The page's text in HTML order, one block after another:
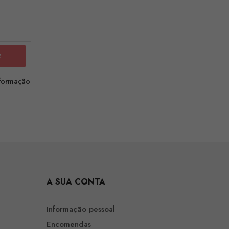
A SUA CONTA
Informação pessoal
Encomendas